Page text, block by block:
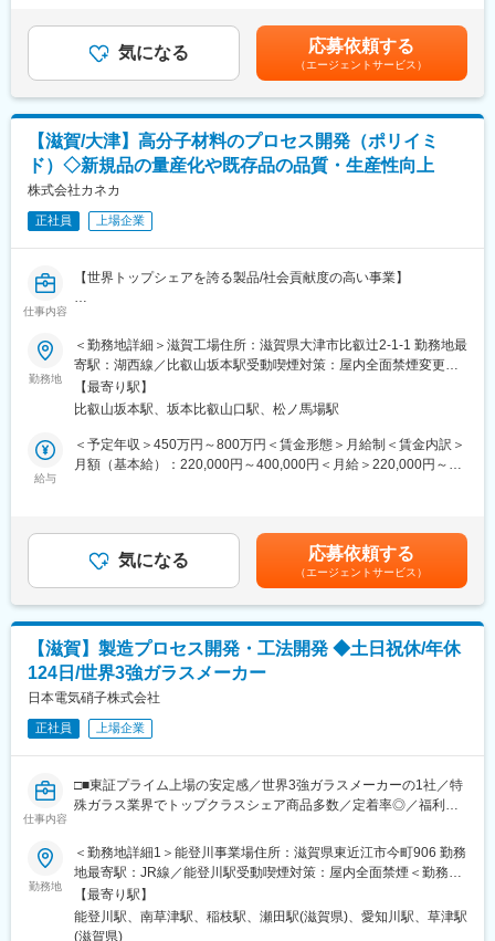
・エンジニアリング視点で上流から関与可能
◇プロセスシミュレーション
・プロセスシミュレータを活用したプラントの経済性評価
（CAPEX/OPEX算出）
・研究段階から実プラント構築まで見据えた検討を実施
◇技術・市場調査
・各種電池の製造プロセスに関する市場調査
・展示会参加などによる最新技術のキャッチアップ
トワークも活用可能です。
開発テーマに基づき、個人の着想やアイデアを織り込みながらス
ケジュール管理を行い、集中して開発を進めることができます。
まだ世にない革新的な電池技術の開発に取り組むことができ、エ
ンジニアとしての技術力を大きく飛躍させるチャンスがありま
CO2分離技術分野の経験がない状態で入社された方が大部分であ
り、先輩社員による手厚いサポート体制があります。
必要な知識や技術の習得には、教育の機会を設けてバックアップ
しますので、安心して業務に取り組んでいただけます。
■働きやすい環境：
・年間休日：126日
・有給取得日数：平均15.9日（全社）
※有給は年間10日の取得を義務付け
■福利厚生：
変更の範囲：会社の定める業務
ります。月給(月額)は固定手当を含めた表記です。
気になる 応募依頼する
（エージェントサービス）
【滋賀/大津】高分子材料のプロセス開発（ポリイミ
ド）◇新規品の量産化や既存品の品質・生産性向上
株式会社カネカ
正社員 上場企業
仕事内容
【世界トップシェアを誇る製品/社会貢献度の高い事業】
高分子材料「ポリイミド」の量産に関するテーマに取り組んでい
ただきます。
※新規品の量産化、既存品の競争力向上等、多くのテーマやミッシ
ョンがございます。ご本人の専門性を考慮して、下記いずれかの
テーマを担当いただきます。
＜具体的な業務内容＞
果反応等)
※開発自体は、研究開発・技術サービス部隊が担当します。
・設備導入の検討や文献調査もあります。
◎ミッション：生産性向上
・既存品における品質の安定化に取り組みます。量産時の品質の
ばらつきを防ぐため、原因分析や製造条件の調査を行います。
・安価な材料でコストダウン出来るよう、原料分析も行います。
＜超耐熱ポリイミドフィルムについて＞
超耐熱性の高機能性フィルムです。航空機や機関車等のモーター
の耐熱性絶縁材料、ビデオやカメラなどの小型化を可能にしたフ
レキシブルプリント配線板の基板材料として使用されています。
直属上司の下、基本教育及びPI製造技術者としての基本業務を理
解いただいた後にテーマを与え、テーマの主担当として業務にあ
たります。製造現場の変革を自らの手で実行できると共に、成果
が目に見える形で明確です。
勤務地
＜勤務地詳細＞滋賀工場住所：滋賀県大津市比叡辻2-1-1 勤務地最
寄駅：湖西線／比叡山坂本駅受動喫煙対策：屋内全面禁煙変更の
範囲：会社の定める事業所
【最寄り駅】
比叡山坂本駅、坂本比叡山口駅、松ノ馬場駅
給与
＜予定年収＞450万円～800万円＜賃金形態＞月給制＜賃金内訳＞
月額（基本給）：220,000円～400,000円＜月給＞220,000円～
性があります。月給(月額)は固定手当を含めた表記です。
気になる 応募依頼する
（エージェントサービス）
【滋賀】製造プロセス開発・工法開発 ◆土日祝休/年休
124日/世界3強ガラスメーカー
日本電気硝子株式会社
正社員 上場企業
仕事内容
□■東証プライム上場の安定感／世界3強ガラスメーカーの1社／特
殊ガラス業界でトップクラスシェア商品多数／定着率◎／福利厚
■職務内容：
想定する業務の内容としては大きく下記の通りとなります。
・電子部品用ガラス製品の新製品の開発及び製造プロセス開発
・既存製品開発及びプロセス開発・工程改善
勤務地
＜勤務地詳細1＞能登川事業場住所：滋賀県東近江市今町906 勤務
地最寄駅：JR線／能登川駅受動喫煙対策：屋内全面禁煙＜勤務地
詳細2＞精密ガラス加工センター住所：滋賀県草津市笠山1-4-37
勤務地最寄駅：JR琵琶湖線／南草津駅受動喫煙対策：屋内全面禁
煙変更の範囲：本社及び全ての事業場、営業所、国内・海外関連
【最寄り駅】
能登川駅、南草津駅、稲枝駅、瀬田駅(滋賀県)、愛知川駅、草津駅
(滋賀県)